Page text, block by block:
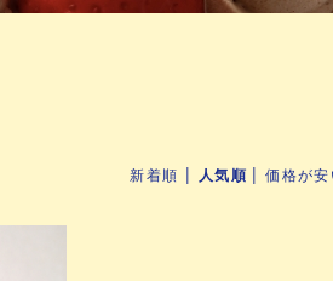
新着順 | 人気順 |価格が安